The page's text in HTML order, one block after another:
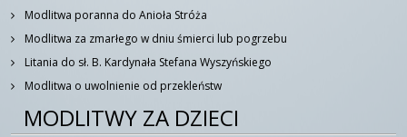
Modlitwa poranna do Anioła Stróża
Modlitwa za zmarłego w dniu śmierci lub pogrzebu
Litania do sł. B. Kardynała Stefana Wyszyńskiego
Modlitwa o uwolnienie od przekleństw
MODLITWY ZA DZIECI